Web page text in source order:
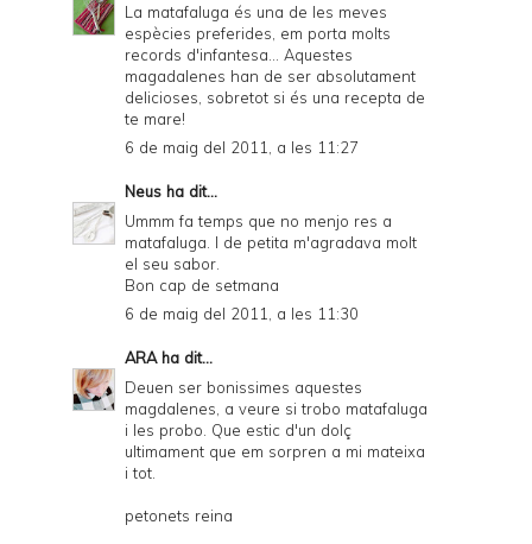
La matafaluga és una de les meves
espècies preferides, em porta molts
records d'infantesa... Aquestes
magadalenes han de ser absolutament
delicioses, sobretot si és una recepta de
te mare!
6 de maig del 2011, a les 11:27
Neus ha dit...
Ummm fa temps que no menjo res a
matafaluga. I de petita m'agradava molt
el seu sabor.
Bon cap de setmana
6 de maig del 2011, a les 11:30
ARAha dit...
Deuen ser bonissimes aquestes
magdalenes, a veure si trobo matafaluga
i les probo. Que estic d'un dolç
ultimament que em sorpren a mi mateixa
i tot.
petonets reina